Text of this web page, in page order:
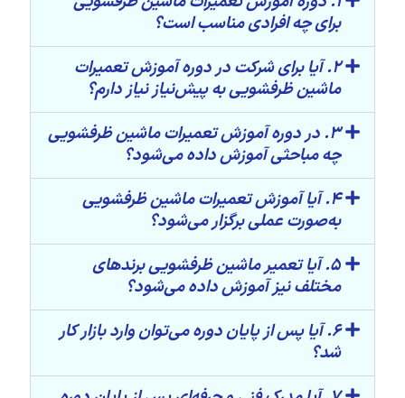
برای چه افرادی مناسب است؟
2. آیا برای شرکت در دوره آموزش تعمیرات
ماشین ظرفشویی به پیش‌نیاز نیاز دارم؟
3. در دوره آموزش تعمیرات ماشین ظرفشویی
چه مباحثی آموزش داده می‌شود؟
4. آیا آموزش تعمیرات ماشین ظرفشویی
به‌صورت عملی برگزار می‌شود؟
5. آیا تعمیر ماشین ظرفشویی برندهای
مختلف نیز آموزش داده می‌شود؟
6. آیا پس از پایان دوره می‌توان وارد بازار کار
شد؟